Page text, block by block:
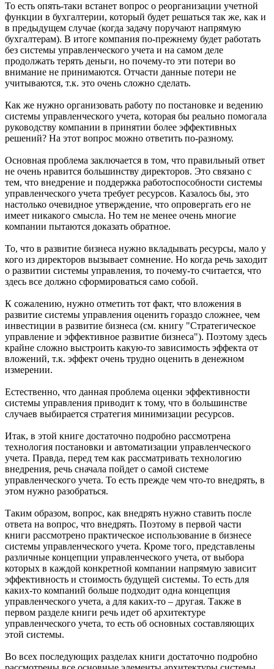
То есть опять-таки встанет вопрос о реорганизации учетной
функции в бухгалтерии, который будет решаться так же, как и
в предыдущем случае (когда задачу поручают напрямую
бухгалтерам). В итоге компания по-прежнему будет работать
без системы управленческого учета и на самом деле
продолжать терять деньги, но почему-то эти потери во
внимание не принимаются. Отчасти данные потери не
учитываются, т.к. это очень сложно сделать.
Как же нужно организовать работу по постановке и ведению
системы управленческого учета, которая бы реально помогала
руководству компании в принятии более эффективных
решений? На этот вопрос можно ответить по-разному.
Основная проблема заключается в том, что правильный ответ
не очень нравится большинству директоров. Это связано с
тем, что внедрение и поддержка работоспособности системы
управленческого учета требует ресурсов. Казалось бы, это
настолько очевидное утверждение, что опровергать его не
имеет никакого смысла. Но тем не менее очень многие
компании пытаются доказать обратное.
То, что в развитие бизнеса нужно вкладывать ресурсы, мало у
кого из директоров вызывает сомнение. Но когда речь заходит
о развитии системы управления, то почему-то считается, что
здесь все должно сформироваться само собой.
К сожалению, нужно отметить тот факт, что вложения в
развитие системы управления оценить гораздо сложнее, чем
инвестиции в развитие бизнеса (см. книгу "Стратегическое
управление и эффективное развитие бизнеса"). Поэтому здесь
крайне сложно выстроить какую-то зависимость эффекта от
вложений, т.к. эффект очень трудно оценить в денежном
измерении.
Естественно, что данная проблема оценки эффективности
системы управления приводит к тому, что в большинстве
случаев выбирается стратегия минимизации ресурсов.
Итак, в этой книге достаточно подробно рассмотрена
технология постановки и автоматизации управленческого
учета. Правда, перед тем как рассматривать технологию
внедрения, речь сначала пойдет о самой системе
управленческого учета. То есть прежде чем что-то внедрять, в
этом нужно разобраться.
Таким образом, вопрос, как внедрять нужно ставить после
ответа на вопрос, что внедрять. Поэтому в первой части
книги рассмотрено практическое использование в бизнесе
системы управленческого учета. Кроме того, представлены
различные концепции управленческого учета, от выбора
которых в каждой конкретной компании напрямую зависит
эффективность и стоимость будущей системы. То есть для
каких-то компаний больше подходит одна концепция
управленческого учета, а для каких-то – другая. Также в
первом разделе книги речь идет об архитектуре
управленческого учета, то есть об основных составляющих
этой системы.
Во всех последующих разделах книги достаточно подробно